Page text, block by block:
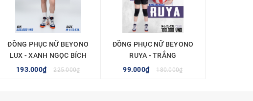
ĐỒNG PHỤC NỮ BEYONO
LUX - XANH NGỌC BÍCH
193.000₫
225.000₫
ĐỒNG PHỤC NỮ BEYONO
RUYA - TRẮNG
99.000₫
180.000₫